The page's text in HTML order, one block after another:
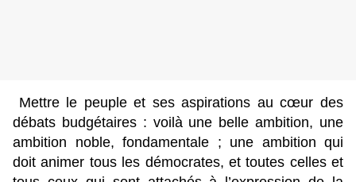
Mettre le peuple et ses aspirations au cœur des
débats budgétaires : voilà une belle ambition, une
ambition noble, fondamentale ; une ambition qui
doit animer tous les démocrates, et toutes celles et